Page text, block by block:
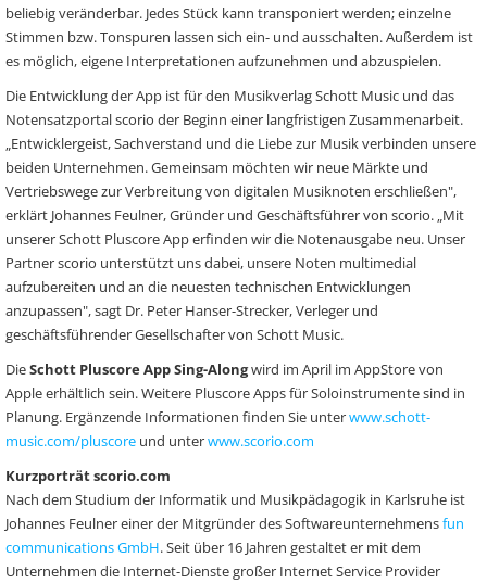
beliebig veränderbar. Jedes Stück kann transponiert werden; einzelne
Stimmen bzw. Tonspuren lassen sich ein- und ausschalten. Außerdem ist
es möglich, eigene Interpretationen aufzunehmen und abzuspielen.
Die Entwicklung der App ist für den Musikverlag Schott Music und das
Notensatzportal scorio der Beginn einer langfristigen Zusammenarbeit.
„Entwicklergeist, Sachverstand und die Liebe zur Musik verbinden unsere
beiden Unternehmen. Gemeinsam möchten wir neue Märkte und
Vertriebswege zur Verbreitung von digitalen Musiknoten erschließen",
erklärt Johannes Feulner, Gründer und Geschäftsführer von scorio. „Mit
unserer Schott Pluscore App erfinden wir die Notenausgabe neu. Unser
Partner scorio unterstützt uns dabei, unsere Noten multimedial
aufzubereiten und an die neuesten technischen Entwicklungen
anzupassen", sagt Dr. Peter Hanser-Strecker, Verleger und
geschäftsführender Gesellschafter von Schott Music.
DieSchott Pluscore App Sing-Alongwird im April im AppStore von
Apple erhältlich sein. Weitere Pluscore Apps für Soloinstrumente sind in
Planung. Ergänzende Informationen finden Sie unterwww.schott-
music.com/pluscore und unterwww.scorio.com
Kurzporträt scorio.com
Nach dem Studium der Informatik und Musikpädagogik in Karlsruhe ist
Johannes Feulner einer der Mitgründer des Softwareunternehmensfun
communications GmbH. Seit über 16 Jahren gestaltet er mit dem
Unternehmen die Internet-Dienste großer Internet Service Provider